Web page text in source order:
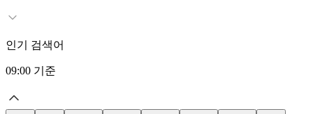
인기 검색어
09:00 기준